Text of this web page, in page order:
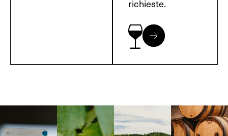
richieste.
Borgogna,
Francia
Borgogna,
Francia
Instagram